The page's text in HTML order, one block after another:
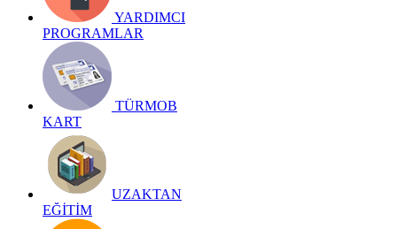
YARDIMCI
PROGRAMLAR
TÜRMOB
KART
UZAKTAN
EĞİTİM